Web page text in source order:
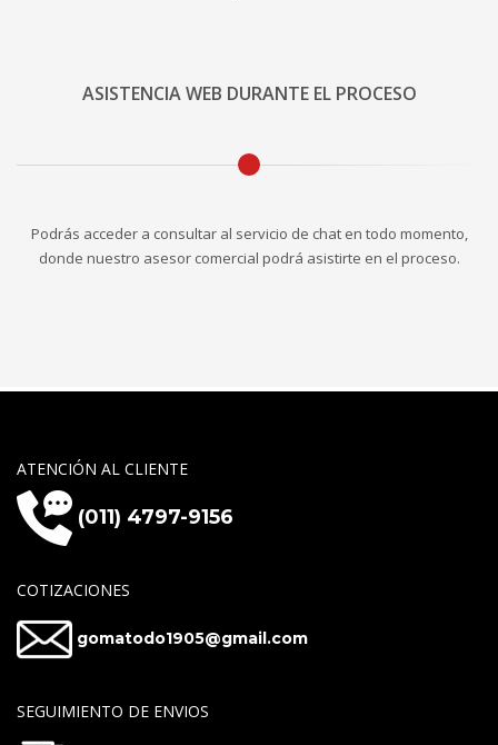
ASISTENCIA WEB DURANTE EL PROCESO
Podrás acceder a consultar al servicio de chat en todo momento,
donde nuestro asesor comercial podrá asistirte en el proceso.
ATENCIÓN AL CLIENTE
(011) 4797-9156
COTIZACIONES
gomatodo1905@gmail.com
SEGUIMIENTO DE ENVIOS